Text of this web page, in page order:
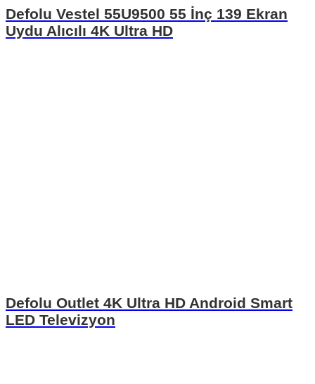
Defolu Vestel 55U9500 55 İnç 139 Ekran
Uydu Alıcılı 4K Ultra HD
Defolu Outlet 4K Ultra HD Android Smart
LED Televizyon